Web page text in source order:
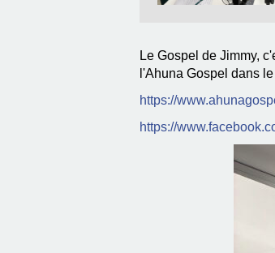
Le Gospel de Jimmy,
l'Ahuna Gospel dans
https://
https://